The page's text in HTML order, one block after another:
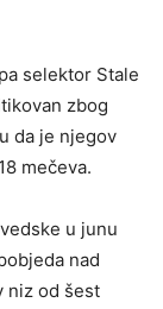
selektor Stale
zbog
da je njegov
mečeva.
u junu
nad
niz od šest